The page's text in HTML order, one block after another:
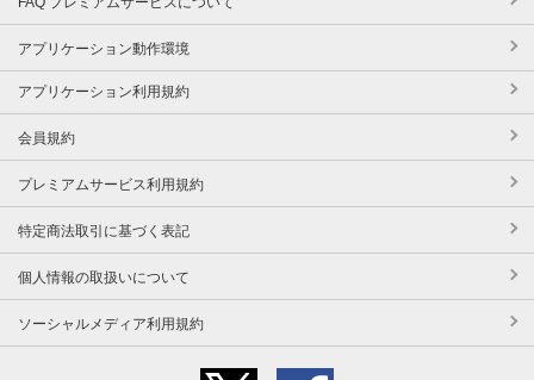
アプリケーション動作環境
アプリケーション利用規約
会員規約
プレミアムサービス利用規約
特定商法取引に基づく表記
個人情報の取扱いについて
ソーシャルメディア利用規約